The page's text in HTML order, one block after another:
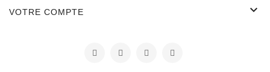
VOTRE COMPTE 